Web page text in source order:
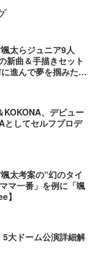
太らジュニア9人
新曲＆手描きセット
進んで夢を掴みた
KOKONA、デビュー
としてセルフプロデ
太考案の“幻のタイ
マ一番」を例に「颯
】
大ドーム公演詳細解